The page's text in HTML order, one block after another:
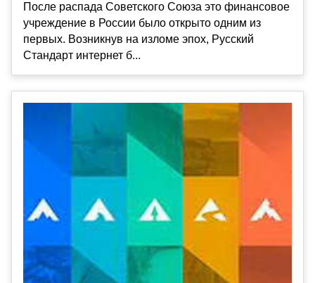
После распада Советского Союза это финансовое
учреждение в России было открыто одним из
первых. Возникнув на изломе эпох, Русский
Стандарт интернет б...